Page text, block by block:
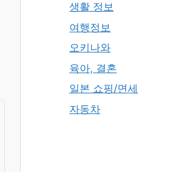
생활 정보
여행정보
오키나와
육아, 결혼
일본 쇼핑/면세
자동차